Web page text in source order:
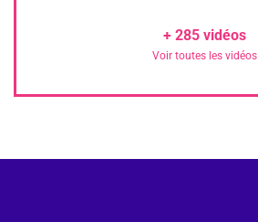
+ 285vidéos
Voir toutes les vidéos